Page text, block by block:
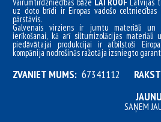
uz doto brīdi ir Eiropas vadošo celtniecības
pārstāvis.
Galvenais virziens ir jumtu materiāli un
ierīkošanai, kā arī siltumizolācijas materiāli
piedāvātajai produkcijai ir atbilstoši
kompānija nodrošinās ražotāja izsniegto
ZVANIET MUMS: 67341112
SAŅEM